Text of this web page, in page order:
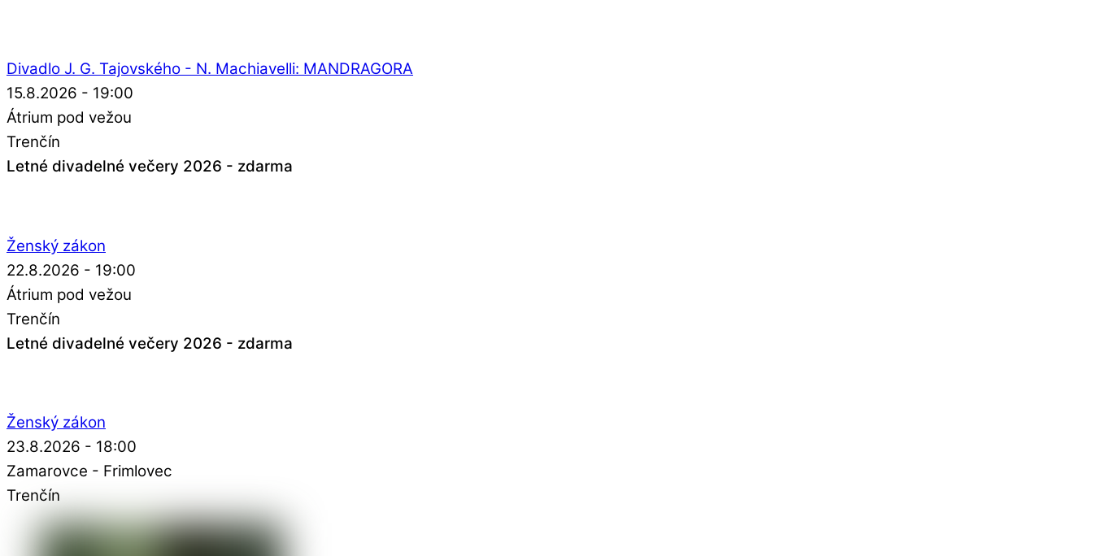
Divadlo J. G. Tajovského - N. Machiavelli: MANDRAGORA
15.8.2026 - 19:00
Átrium pod vežou
Trenčín
Letné divadelné večery 2026 - zdarma
Ženský zákon
22.8.2026 - 19:00
Átrium pod vežou
Trenčín
Letné divadelné večery 2026 - zdarma
Ženský zákon
23.8.2026 - 18:00
Zamarovce - Frimlovec
Trenčín